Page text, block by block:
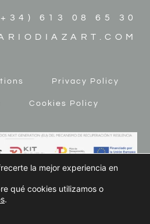
613 08 65 30
Privacy Policy
Cookies Policy
ART. All Rights Reserved
la mejor experiencia en
qué cookies utilizamos o
.